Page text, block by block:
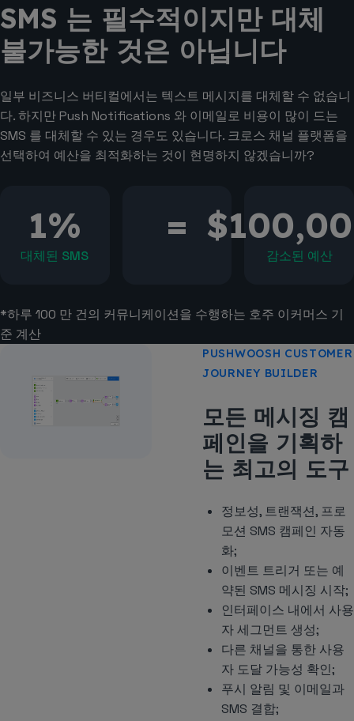
SMS 는 필수적이지만 대체
불가능한 것은 아닙니다
일부 비즈니스 버티컬에서는 텍스트 메시지를 대체할 수 없습니
다. 하지만 Push Notifications 와 이메일로 비용이 많이 드는
SMS 를 대체할 수 있는 경우도 있습니다. 크로스 채널 플랫폼을
선택하여 예산을 최적화하는 것이 현명하지 않겠습니까?
1%
대체된 SMS
=
감소된 예산
*하루 100 만 건의 커뮤니케이션을 수행하는 호주 이커머스 기
준 계산
PUSHWOOSH CUSTOMER
JOURNEY BUILDER
모든 메시징 캠
페인을 기획하
는 최고의 도구
정보성, 트랜잭션, 프로
모션 SMS 캠페인 자동
화;
이벤트 트리거 또는 예
약된 SMS 메시징 시작;
인터페이스 내에서 사용
자 세그먼트 생성;
다른 채널을 통한 사용
자 도달 가능성 확인;
푸시 알림 및 이메일과
SMS 결합;